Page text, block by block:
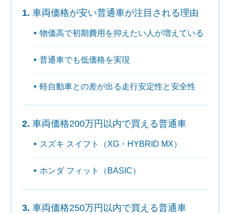
車両価格が安い普通車が注目される理由
物価高で初期費用を抑えたい人が増えている
普通車でも低価格を実現
軽自動車との差が出る走行安定性と安全性
車両価格200万円以内で買える普通車
スズキ スイフト（XG・HYBRID MX）
ホンダ フィット（BASIC）
車両価格250万円以内で買える普通車